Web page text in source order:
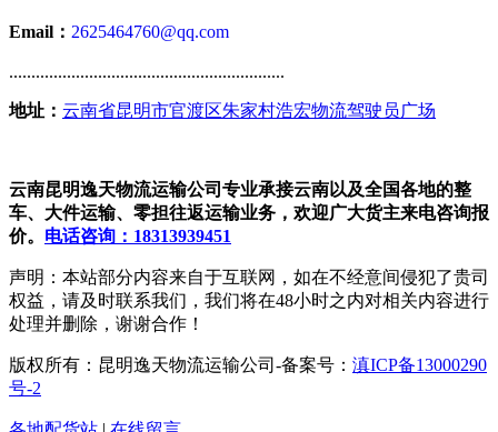
Email： 2625464760@qq.com
..............................................................
地址： 云南省昆明市官渡区朱家村浩宏物流驾驶员广场
云南昆明逸天物流运输公司专业承接云南以及全国各地的整
车、大件运输、零担往返运输业务，欢迎广大货主来电咨询报
价。 电话咨询：18313939451
声明：本站部分内容来自于互联网，如在不经意间侵犯了贵司
权益，请及时联系我们，我们将在48小时之内对相关内容进行
处理并删除，谢谢合作！
版权所有：昆明逸天物流运输公司-备案号： 滇ICP备13000290
号-2